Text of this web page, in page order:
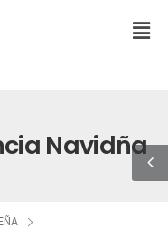
Navidña